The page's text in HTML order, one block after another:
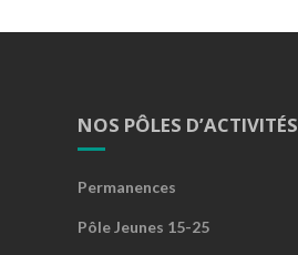
NOS PÔLES D’ACTIVITÉS
Permanences
Pôle Jeunes 15-25